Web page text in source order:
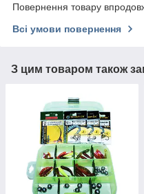
Повернення товару
Всі умови повернення
З цим товаром також